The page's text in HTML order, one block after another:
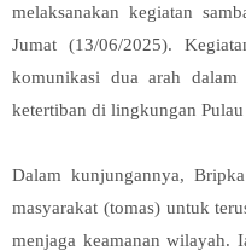
melaksanakan kegiatan
Jumat (13/06/2025).
komunikasi dua arah dalam
ketertiban di lingkungan Pulau
Dalam kunjungannya,
masyarakat (tomas) untuk
menjaga keamanan wilayah.